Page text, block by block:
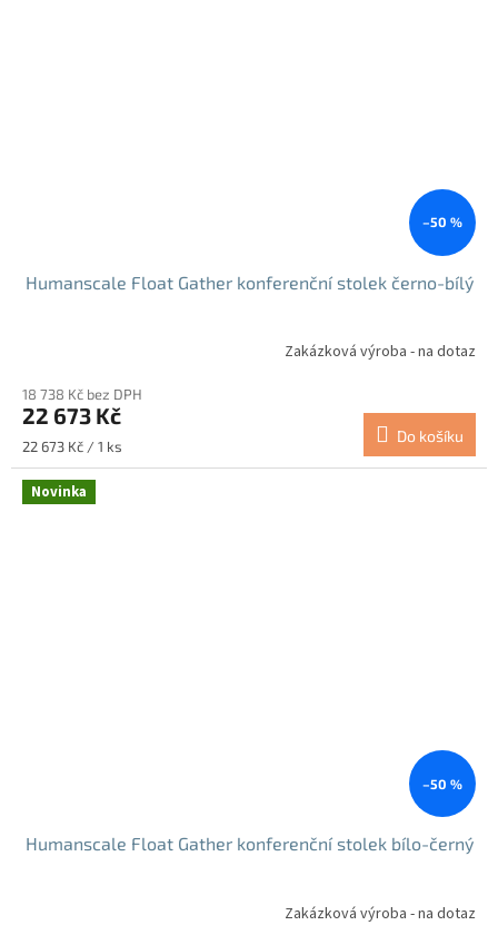
–50 %
Humanscale Float Gather konferenční stolek černo-bílý
Zakázková výroba - na dotaz
18 738 Kč bez DPH
22 673 Kč
Měrná
cena:
22 673 Kč / 1 ks
Do košíku
Novinka
–50 %
Humanscale Float Gather konferenční stolek bílo-černý
Zakázková výroba - na dotaz